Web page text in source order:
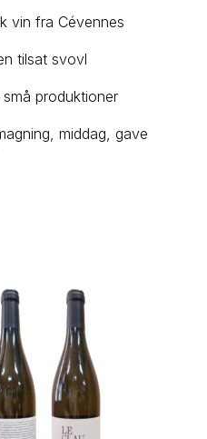
vin fra Cévennes
tilsat svovl
produktioner
middag, gave